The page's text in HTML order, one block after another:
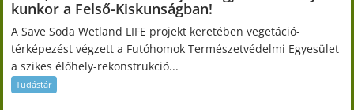
kunkor a Felső-Kiskunságban!
A Save Soda Wetland LIFE projekt keretében vegetáció-
térképezést végzett a Futóhomok Természetvédelmi Egyesület
a szikes élőhely-rekonstrukció...
Tudástár